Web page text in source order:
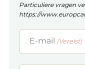
Particuliere vragen
https://
E-mail (Vereist)